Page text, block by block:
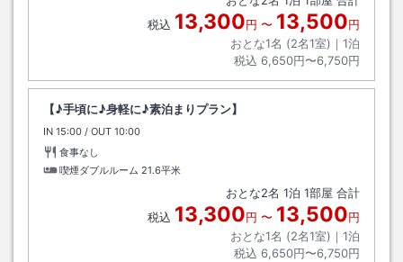
税込 13,300円 〜 13,500円
おとな1名 (2名1室)｜ 1泊
税込 6,650円〜6,750円
【♪手頃に♪身軽に♪素泊まりプラン】
IN チェックイン
15:00 / OUT チェックアウト
10:00
食事なし
喫煙ダブルルーム 21.6平米
おとな2名 1泊 1部屋 合計
税込 13,300円 〜 13,500円
おとな1名 (2名1室)｜ 1泊
税込 6,650円〜6,750円